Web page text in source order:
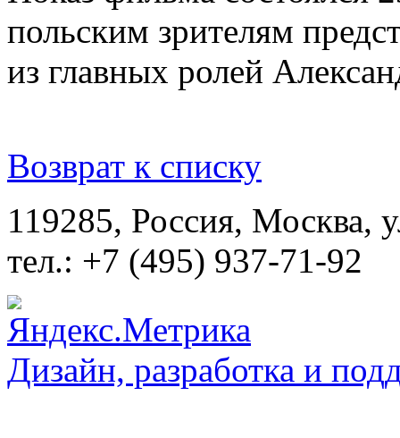
польским зрителям
из главных ролей
Возврат к списку
119285, Россия, Москва,
тел.: +7 (495) 937-71-92
Дизайн, разработка и